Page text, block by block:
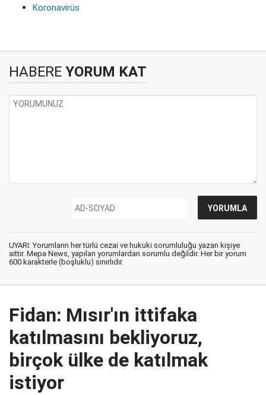
Koronavirüs
HABERE YORUM KAT
UYARI: Yorumların her türlü cezai ve hukuki sorumluluğu yazan kişiye
aittir. Mepa News, yapılan yorumlardan sorumlu değildir. Her bir yorum
600 karakterle (boşluklu) sınırlıdır.
Fidan: Mısır'ın ittifaka
katılmasını bekliyoruz,
birçok ülke de katılmak
istiyor